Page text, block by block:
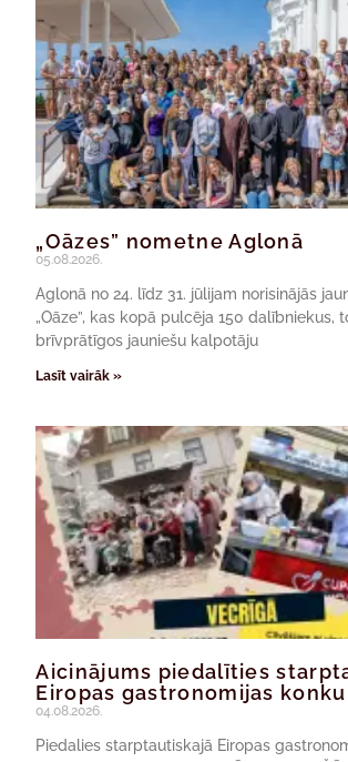
„Oāzes” nometne Aglonā
05.08.2026.
Aglonā no 24. līdz 31. jūlijam norisinājās
„Oāze”, kas kopā pulcēja 150 dalībniekus,
brīvprātīgos jauniešu kalpotāju
Lasīt vairāk »
Aicinājums piedalīties
Eiropas gastronomijas
04.08.2026.
Piedalies starptautiskajā Eiropas